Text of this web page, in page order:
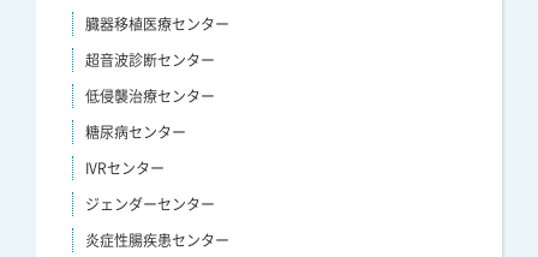
臓器移植医療センター
超音波診断センター
低侵襲治療センター
糖尿病センター
IVRセンター
ジェンダーセンター
炎症性腸疾患センター